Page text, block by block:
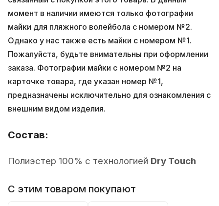
момент в наличии имеются только фотографии
майки для пляжного волейбола с номером №2.
Однако у нас также есть майки с номером №1.
Пожалуйста, будьте внимательны при оформлении
заказа. Фотографии майки с номером №2 на
карточке товара, где указан номер №1,
предназначены исключительно для ознакомления с
внешним видом изделия.
Состав:
Полиэстер 100% с технологией Dry Touch
С этим товаром покупают